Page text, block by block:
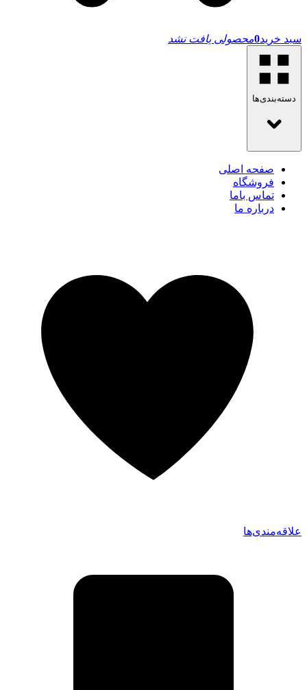
سبد خرید0محصولی یافت نشد
دسته‌بندی‌ها
صفحه اصلی
فروشگاه
تماس باما
درباره ما
علاقه‌مندی‌ها